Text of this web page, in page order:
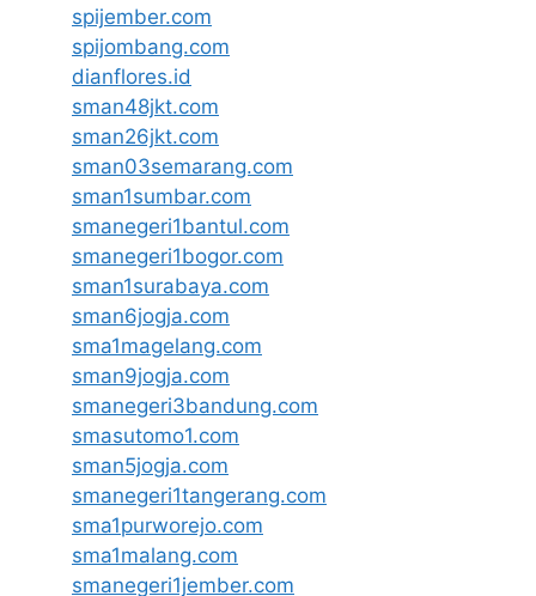
spijember.com
spijombang.com
dianflores.id
sman48jkt.com
sman26jkt.com
sman03semarang.com
sman1sumbar.com
smanegeri1bantul.com
smanegeri1bogor.com
sman1surabaya.com
sman6jogja.com
sma1magelang.com
sman9jogja.com
smanegeri3bandung.com
smasutomo1.com
sman5jogja.com
smanegeri1tangerang.com
sma1purworejo.com
sma1malang.com
smanegeri1jember.com